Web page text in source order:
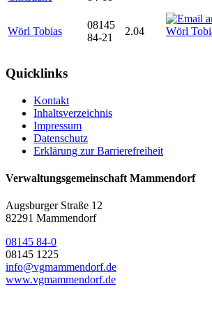
Wörl Tobias
08145
84-21
2.04
Quicklinks
Kontakt
Inhaltsverzeichnis
Impressum
Datenschutz
Erklärung zur Barrierefreiheit
Verwaltungsgemeinschaft Mammendorf
Augsburger Straße 12
82291 Mammendorf
08145 84-0
08145 1225
info@vgmammendorf.de
www.vgmammendorf.de